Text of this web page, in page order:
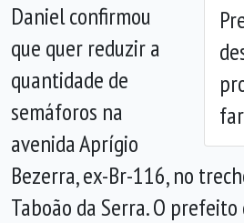
Daniel confirmou
que quer reduzir a
quantidade de
semáforos na
avenida Aprígio
Bezerra, ex-Br-116, no
Taboão da Serra. O prefeito